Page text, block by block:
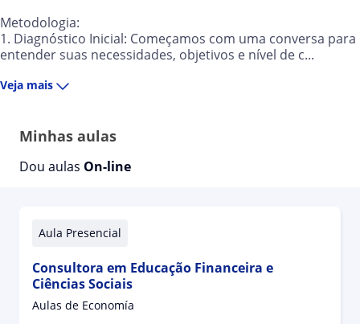
Metodologia:
1. Diagnóstico Inicial: Começamos com uma conversa para
entender suas necessidades, objetivos e nível de c...
Veja mais
Minhas aulas
Dou aulas On-line
Aula Presencial
Consultora em Educação Financeira e
Ciências Sociais
Aulas de Economía